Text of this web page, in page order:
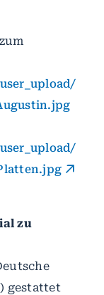
zu
gestattet